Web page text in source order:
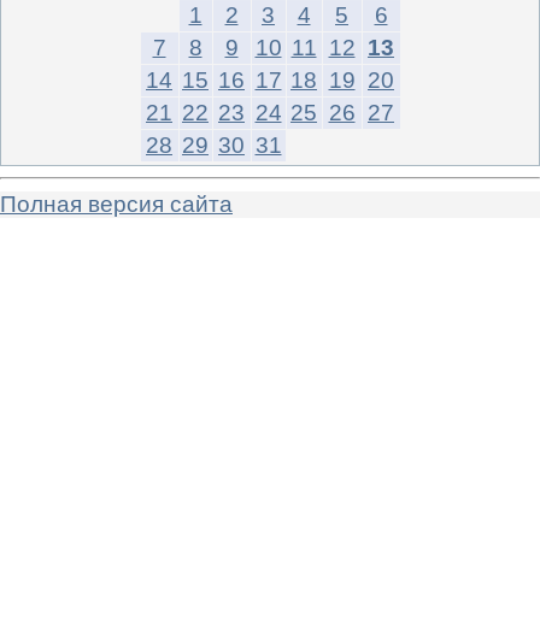
1
2 3 4 5
6
7
8 9 10 11 12 13
14 15 16 17 18 19 20
21 22 23 24 25 26 27
28 29 30 31
Полная версия сайта